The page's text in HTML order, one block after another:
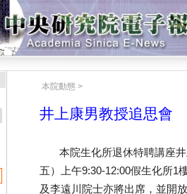
本院動態 >
井上康男教授追思會
本院生化所退休特聘講座井
五）上午9:30-12:00假生化所1
及李遠川院士亦將出席，並開